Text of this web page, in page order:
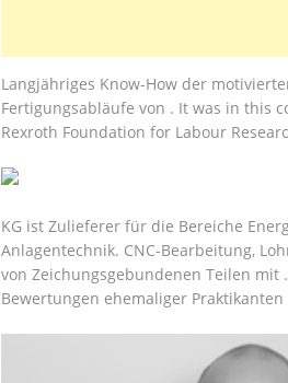
Langjähriges Know-How der
Fertigungsabläufe von . It was in this
Rexroth Foundation for Labour
KG ist Zulieferer für die Bereiche
Anlagentechnik. CNC-Bearbeitung,
von Zeichungsgebundenen Teilen mit
Bewertungen ehemaliger